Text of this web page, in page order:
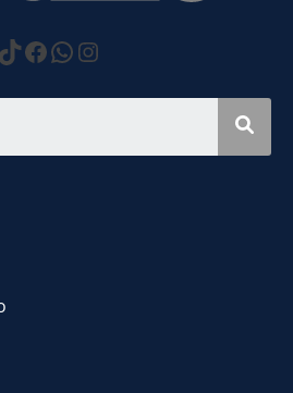
Facebook
WhatsApp
Instagram